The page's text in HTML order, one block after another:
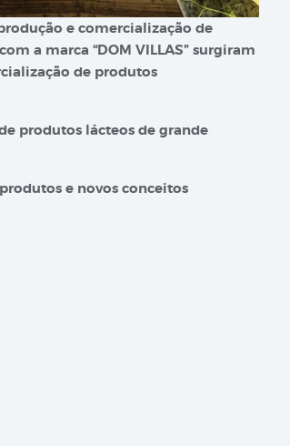
e comercialização de
a marca “DOM VILLAS” surgiram
de produtos
produtos lácteos de grande
e novos conceitos